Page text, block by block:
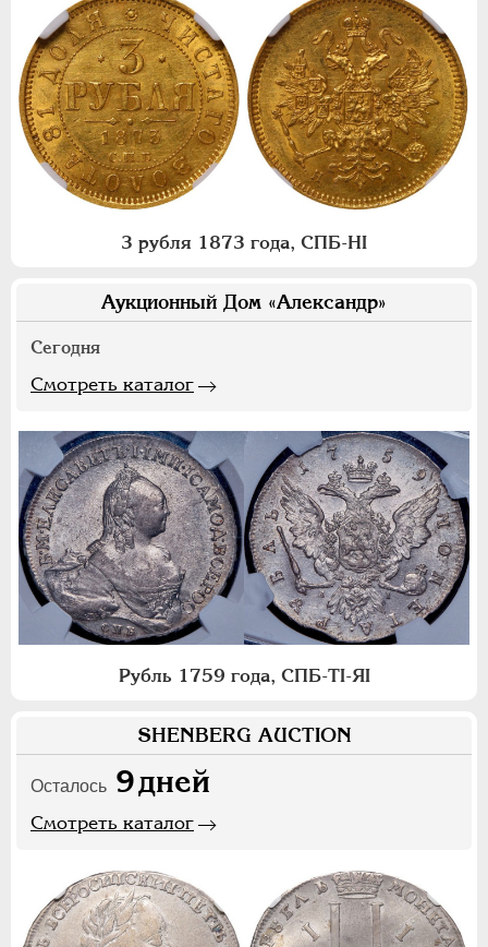
3 рубля 1873 года, СПБ-НI
Аукционный Дом «Александр»
Сегодня
Смотреть каталог
Рубль 1759 года, СПБ-ТI-ЯI
SHENBERG AUCTION
Осталось 9дней
Смотреть каталог